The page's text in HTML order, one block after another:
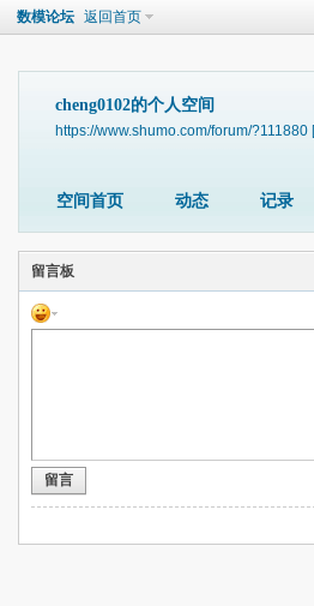
数模论坛 返回首页
cheng0102的个人空间
https://www.shumo.com/forum/?111880
空间首页 动态 记录
留言板
留言